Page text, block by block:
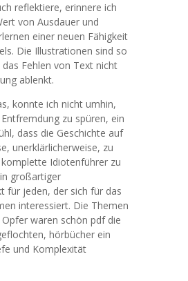
reflektiere, erinnere ich
von Ausdauer und
einer neuen Fähigkeit
Die Illustrationen sind so
Fehlen von Text nicht
ablenkt.
konnte ich nicht umhin,
zu spüren, ein
dass die Geschichte auf
unerklärlicherweise, zu
Idiotenführer zu
großartiger
für jeden, der sich für das
interessiert. Die Themen
waren schön pdf die
hörbücher ein
und Komplexität